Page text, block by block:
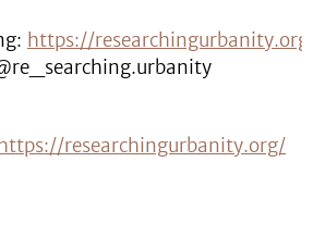
https://
https://researchingurbanity.org/